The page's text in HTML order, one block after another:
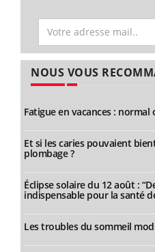
NOUS VOUS
Fatigue en vacances : normal
Et si les caries pouvaient
plombage ?
Éclipse solaire du 12 août :
indispensable pour la santé
Les troubles du sommeil